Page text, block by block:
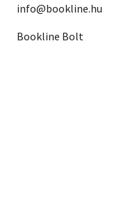
info@bookline.hu
Bookline Bolt